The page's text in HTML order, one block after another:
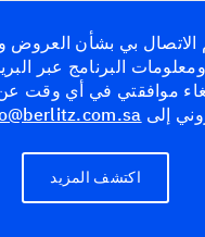
الاتصال بي بشأن العروض
ومعلومات البرنامج عبر
موافقتي في أي وقت
إلى
اكتشف المزيد